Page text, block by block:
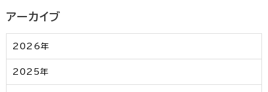
アーカイブ
2026年
2025年